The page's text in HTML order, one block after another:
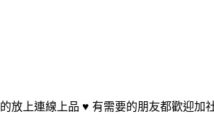
上連線上品 ♥ 有需要的朋友都歡迎加社